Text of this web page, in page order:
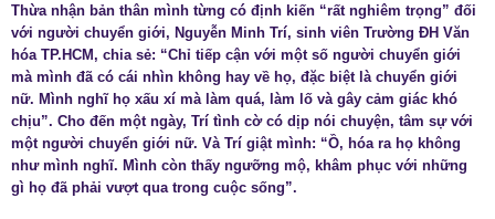
Thừa nhận bản thân mình từng có định kiến “rất nghiêm trọng” đối
với người chuyển giới, Nguyễn Minh Trí, sinh viên Trường ĐH Văn
hóa TP.HCM, chia sẻ: “Chỉ tiếp cận với một số người chuyển giới
mà mình đã có cái nhìn không hay về họ, đặc biệt là chuyển giới
nữ. Mình nghĩ họ xấu xí mà làm quá, làm lố và gây cảm giác khó
chịu”. Cho đến một ngày, Trí tình cờ có dịp nói chuyện, tâm sự với
một người chuyển giới nữ. Và Trí giật mình: “Ồ, hóa ra họ không
như mình nghĩ. Mình còn thấy ngưỡng mộ, khâm phục với những
gì họ đã phải vượt qua trong cuộc sống”.